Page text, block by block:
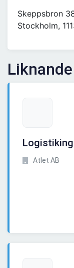
Skeppsbron
Stockholm,
Atlet AB